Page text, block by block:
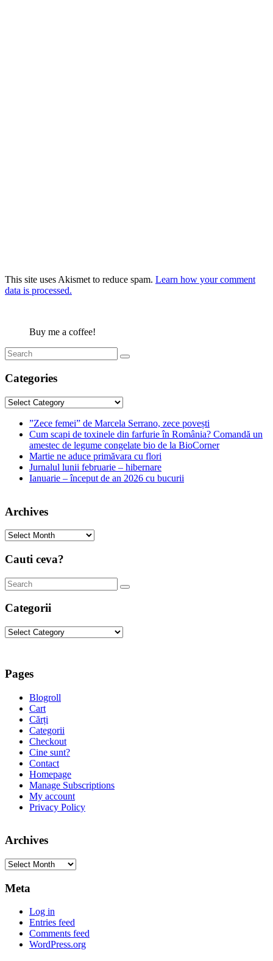
This site uses Akismet to reduce spam. Learn how your comment
data is processed.
Buy me a coffee!
Categories
Categories
”Zece femei” de Marcela Serrano, zece povești
Cum scapi de toxinele din farfurie în România? Comandă un
amestec de legume congelate bio de la BioCorner
Martie ne aduce primăvara cu flori
Jurnalul lunii februarie – hibernare
Ianuarie – început de an 2026 cu bucurii
Archives
Archives
Cauti ceva?
Categorii
Categorii
Pages
Blogroll
Cart
Cărți
Categorii
Checkout
Cine sunt?
Contact
Homepage
Manage Subscriptions
My account
Privacy Policy
Archives
Archives
Meta
Log in
Entries feed
Comments feed
WordPress.org